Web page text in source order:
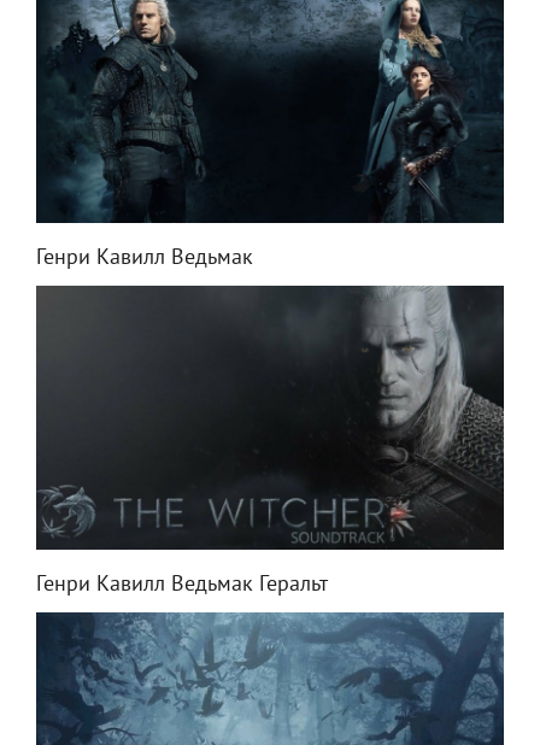
Генри Кавилл Ведьмак
Генри Кавилл Ведьмак Геральт